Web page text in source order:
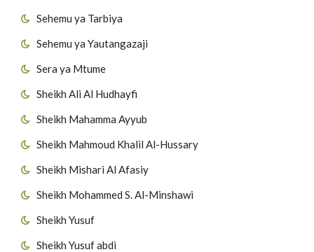
Sehemu ya Tarbiya
Sehemu ya Yautangazaji
Sera ya Mtume
Sheikh Ali Al Hudhayfi
Sheikh Mahamma Ayyub
Sheikh Mahmoud Khalil Al-Hussary
Sheikh Mishari Al Afasiy
Sheikh Mohammed S. Al-Minshawi
Sheikh Yusuf
Sheikh Yusuf abdi